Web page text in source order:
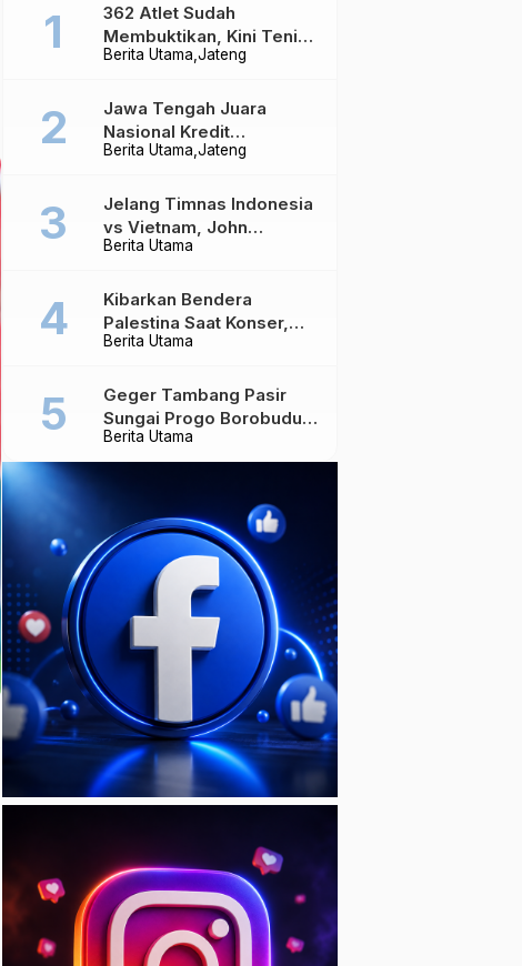
Berita Utama Jateng
362 Atlet Sudah
Membuktikan, Kini Tenis
Meja Jateng Dibidik Jadi
Berita Utama Jateng
Jawa Tengah Juara
Nasional Kredit
Perumahan, Realisasi
Berita Utama
Jelang Timnas Indonesia
vs Vietnam, John
Herdman Ungkap Hal
Berita Utama
Kibarkan Bendera
Palestina Saat Konser,
Massive Attack Dilarang
Berita Utama
Geger Tambang Pasir
Sungai Progo Borobudur,
Warga Sambeng Hentikan
Alat Berat dan Usir Truk